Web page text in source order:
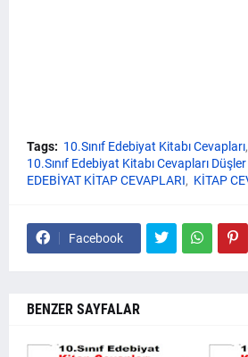
Tags: 10.Sınıf Edebiyat Kitabı Cevapları
10.Sınıf Edebiyat Kitabı Cevapları
EDEBİYAT KİTAP CEVAPLARI
KİTAP
Facebook
BENZER SAYFALAR